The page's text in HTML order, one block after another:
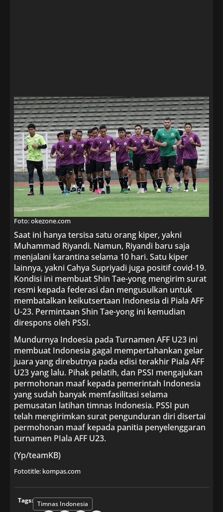
Foto: okezone.com
Saat ini hanya tersisa satu orang kiper, yakni
Muhammad Riyandi. Namun, Riyandi baru saja
menjalani karantina selama 10 hari. Satu kiper
lainnya, yakni Cahya Supriyadi juga positif covid-19.
Kondisi ini membuat Shin Tae-yong mengirim surat
resmi kepada federasi dan mengusulkan untuk
membatalkan keikutsertaan Indonesia di Piala AFF
U-23. Permintaan Shin Tae-yong ini kemudian
direspons oleh PSSI.
Mundurnya Indoesia pada Turnamen AFF U23 ini
membuat Indonesia gagal mempertahankan gelar
juara yang direbutnya pada edisi terakhir Piala AFF
U23 yang lalu. Pihak pelatih, dan PSSI mengajukan
permohonan maaf kepada pemerintah Indonesia
yang sudah banyak memfasilitasi selama
pemusatan latihan timnas Indonesia. PSSI pun
telah mengirimkan surat pengunduran diri disertai
permohonan maaf kepada panitia penyelenggaran
turnamen PIala AFF U23.
(Yp/teamKB)
Fototitle: kompas.com
Tags: Timnas Indonesia